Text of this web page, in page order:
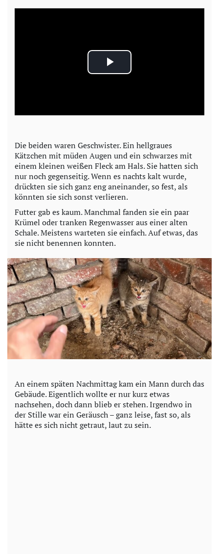
P
a
y
V
i
e
o
Die beiden waren Geschwister. Ein hellgraues
Kätzchen mit müden Augen und ein schwarzes mit
einem kleinen weißen Fleck am Hals. Sie hatten sich
nur noch gegenseitig. Wenn es nachts kalt wurde,
drückten sie sich ganz eng aneinander, so fest, als
könnten sie sich sonst verlieren.
Futter gab es kaum. Manchmal fanden sie ein paar
Krümel oder tranken Regenwasser aus einer alten
Schale. Meistens warteten sie einfach. Auf etwas, das
sie nicht benennen konnten.
An einem späten Nachmittag kam ein Mann durch das
Gebäude. Eigentlich wollte er nur kurz etwas
nachsehen, doch dann blieb er stehen. Irgendwo in
der Stille war ein Geräusch – ganz leise, fast so, als
hätte es sich nicht getraut, laut zu sein.